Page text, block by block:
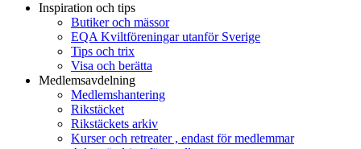
Inspiration och tips
Butiker och mässor
EQA Kviltföreningar utanför Sverige
Tips och trix
Visa och berätta
Medlemsavdelning
Medlemshantering
Rikstäcket
Rikstäckets arkiv
Kurser och retreater , endast för medlemmar